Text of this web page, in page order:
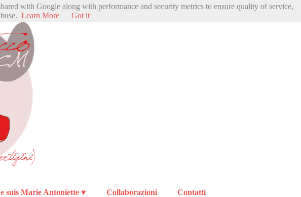
suis Marie Antoniette ♥ Collaborazioni Contatti
with Google along with performance and security metrics to ensure quality of service,
Learn More Got it